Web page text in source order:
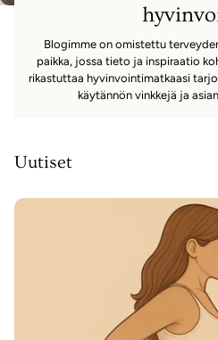
Blogimme on omistettu
paikka, jossa tieto ja inspiraatio
rikastuttaa hyvinvointimatkaasi
käytännön vinkkejä ja
Uutiset